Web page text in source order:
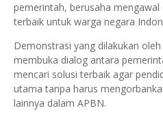
pemerintah, berusaha
terbaik untuk warga negara
Demonstrasi yang dilakukan
membuka dialog antara
mencari solusi terbaik agar
utama tanpa harus
lainnya dalam APBN.